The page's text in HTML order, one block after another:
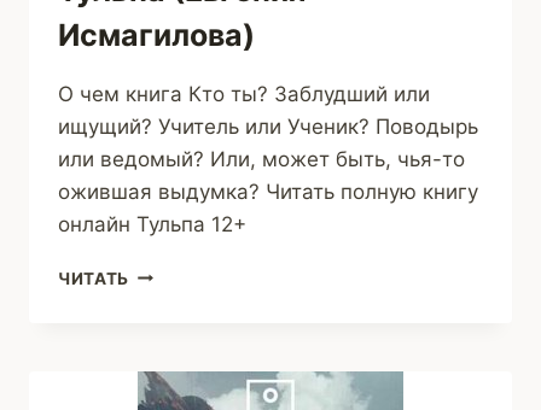
Исмагилова)
О чем книга Кто ты? Заблудший или
ищущий? Учитель или Ученик? Поводырь
или ведомый? Или, может быть, чья-то
ожившая выдумка? Читать полную книгу
онлайн Тульпа 12+
ЧИТАТЬ ТУЛЬПА